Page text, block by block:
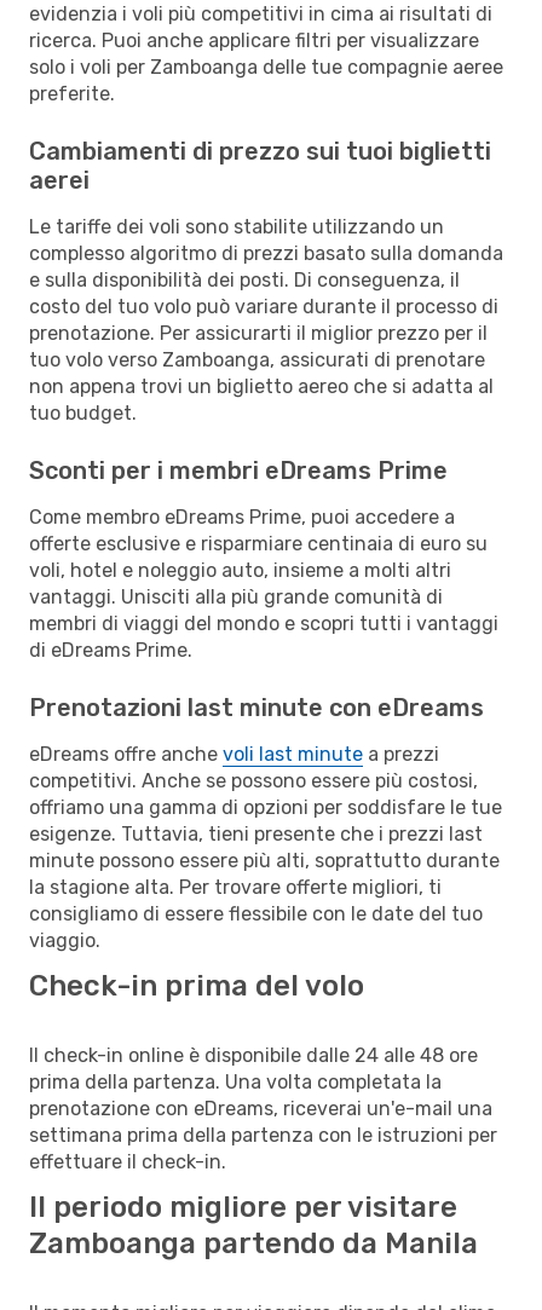
evidenzia i voli più competitivi in cima ai risultati di
ricerca. Puoi anche applicare filtri per visualizzare
solo i voli per Zamboanga delle tue compagnie aeree
preferite.
Cambiamenti di prezzo sui tuoi biglietti
aerei
Le tariffe dei voli sono stabilite utilizzando un
complesso algoritmo di prezzi basato sulla domanda
e sulla disponibilità dei posti. Di conseguenza, il
costo del tuo volo può variare durante il processo di
prenotazione. Per assicurarti il miglior prezzo per il
tuo volo verso Zamboanga, assicurati di prenotare
non appena trovi un biglietto aereo che si adatta al
tuo budget.
Sconti per i membri eDreams Prime
Come membro eDreams Prime, puoi accedere a
offerte esclusive e risparmiare centinaia di euro su
voli, hotel e noleggio auto, insieme a molti altri
vantaggi. Unisciti alla più grande comunità di
membri di viaggi del mondo e scopri tutti i vantaggi
di eDreams Prime.
Prenotazioni last minute con eDreams
eDreams offre anche voli last minute a prezzi
competitivi. Anche se possono essere più costosi,
offriamo una gamma di opzioni per soddisfare le tue
esigenze. Tuttavia, tieni presente che i prezzi last
minute possono essere più alti, soprattutto durante
la stagione alta. Per trovare offerte migliori, ti
consigliamo di essere flessibile con le date del tuo
viaggio.
Check-in prima del volo
Il check-in online è disponibile dalle 24 alle 48 ore
prima della partenza. Una volta completata la
prenotazione con eDreams, riceverai un'e-mail una
settimana prima della partenza con le istruzioni per
effettuare il check-in.
Il periodo migliore per visitare
Zamboanga partendo da Manila